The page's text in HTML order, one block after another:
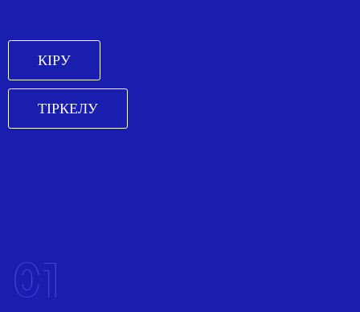
КІРУ
ТІРКЕЛУ
01